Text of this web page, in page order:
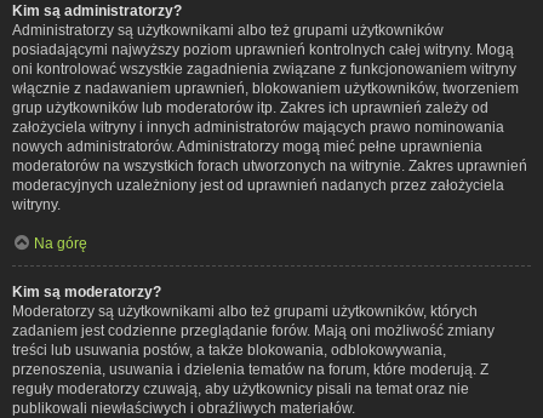
Kim są administratorzy?
Administratorzy są użytkownikami albo też grupami użytkowników
posiadającymi najwyższy poziom uprawnień kontrolnych całej witryny. Mogą
oni kontrolować wszystkie zagadnienia związane z funkcjonowaniem witryny
włącznie z nadawaniem uprawnień, blokowaniem użytkowników, tworzeniem
grup użytkowników lub moderatorów itp. Zakres ich uprawnień zależy od
założyciela witryny i innych administratorów mających prawo nominowania
nowych administratorów. Administratorzy mogą mieć pełne uprawnienia
moderatorów na wszystkich forach utworzonych na witrynie. Zakres uprawnień
moderacyjnych uzależniony jest od uprawnień nadanych przez założyciela
witryny.
Na górę
Kim są moderatorzy?
Moderatorzy są użytkownikami albo też grupami użytkowników, których
zadaniem jest codzienne przeglądanie forów. Mają oni możliwość zmiany
treści lub usuwania postów, a także blokowania, odblokowywania,
przenoszenia, usuwania i dzielenia tematów na forum, które moderują. Z
reguły moderatorzy czuwają, aby użytkownicy pisali na temat oraz nie
publikowali niewłaściwych i obraźliwych materiałów.